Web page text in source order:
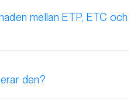
mellan ETP, ETC och
den?